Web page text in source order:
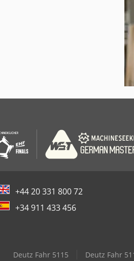
+44 20 331 800 72
+34 911 433 456
Deutz Fahr 5115 Deutz Fahr